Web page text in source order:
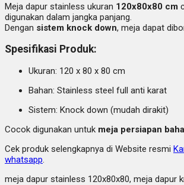
Meja dapur stainless ukuran 120x80x80 cm
digunakan dalam jangka panjang.
Dengan sistem knock down, meja dapat
Spesifikasi Produk:
Ukuran: 120 x 80 x 80 cm
Bahan: Stainless steel full anti karat
Sistem: Knock down (mudah dirakit)
Cocok digunakan untuk meja persiapan
Cek produk selengkapnya di Website resmi
whatsapp.
meja dapur stainless 120x80x80, meja dapur